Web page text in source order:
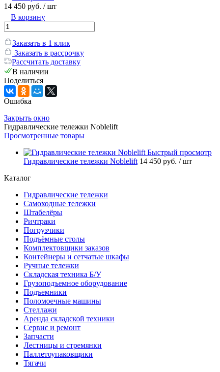
14 450 руб. / шт
В корзину
Заказать в 1 клик
Заказать в рассрочку
Рассчитать доставку
В наличии
Поделиться
Ошибка
Закрыть окно
Гидравлические тележки Noblelift
Просмотренные товары
Быстрый просмотр
Гидравлические тележки Noblelift 14 450 руб. / шт
Каталог
Гидравлические тележки
Самоходные тележки
Штабелёры
Ричтраки
Погрузчики
Подъёмные столы
Комплектовщики заказов
Контейнеры и сетчатые шкафы
Ручные тележки
Складская техника Б/У
Грузоподъемное оборудование
Подъемники
Поломоечные машины
Стеллажи
Аренда складской техники
Сервис и ремонт
Запчасти
Лестницы и стремянки
Паллетоупаковщики
Тягачи